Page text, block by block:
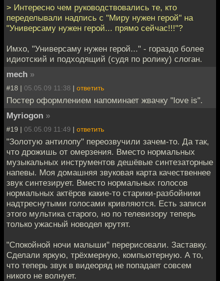
> Интересно чем руководствовались те, кто
переделывали надпись с "Миру нужен герой" на
"Универсаму нужен герой... прямо сейчас!!!"?
Имхо, "Универсаму нужен герой..." - гораздо более
идиотский и подходящий (судя по ролику) слоган.
mech »
#18 | 05.05.09 11:38 | ответить
Постер оформлением напоминает жвачку "love is".
Myriogon »
#19 | 05.05.09 11:49 | ответить
"Золотую антилопу" переозвучили зачем-то. Да так,
что дрожишь от омерзения. Вместо нормальных
музыкальных инструментов дешёвые синтезаторные
напевы. Моя домашняя звуковая карта качественнее
звук синтезирует. Вместо нормальных голосов
нормальных актёров какие-то старики-разбойники
надтреснутыми голосами кривляются. Есть записи
этого мультика старого, но по телевизору теперь
только ужасный новодел крутят.
"Спокойной ночи малыши" перерисовали. Заставку.
Сделали яркую, трёхмерную, компьютерную. А то,
что теперь звук в видеоряд не попадает совсем
никого не волнует.